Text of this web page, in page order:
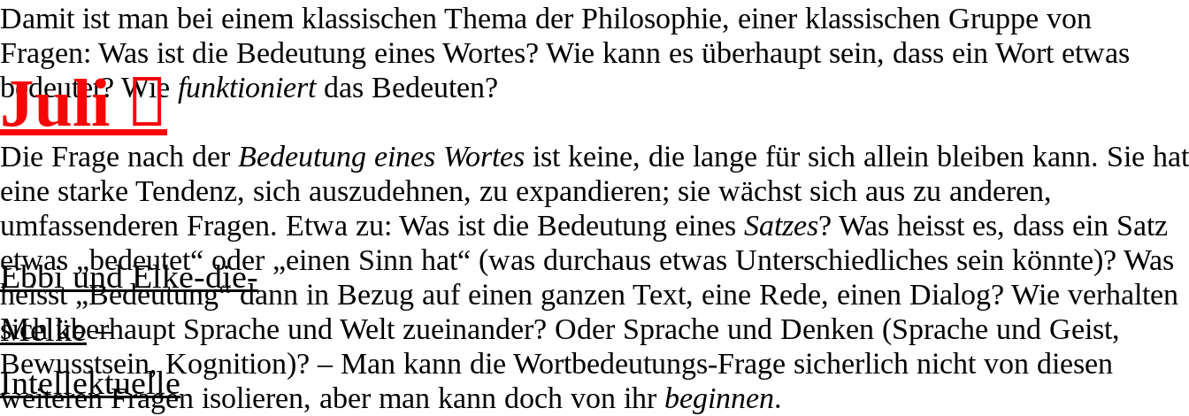
Juli ︎︎︎
Ebbi und Elke-die-
Melke–
Intellektuelle
Damit ist man bei einem klassischen Thema der Philosophie, einer klassischen Gruppe von
Fragen: Was ist die Bedeutung eines Wortes? Wie kann es überhaupt sein, dass ein Wort etwas
bedeutet? Wie funktioniertdas Bedeuten?
Die Frage nach der Bedeutung eines Wortes ist keine, die lange für sich allein bleiben kann. Sie hat
eine starke Tendenz, sich auszudehnen, zu expandieren; sie wächst sich aus zu anderen,
umfassenderen Fragen. Etwa zu: Was ist die Bedeutung eines Satzes? Was heisst es, dass ein Satz
etwas „bedeutet“ oder „einen Sinn hat“ (was durchaus etwas Unterschiedliches sein könnte)? Was
heisst „Bedeutung“ dann in Bezug auf einen ganzen Text, eine Rede, einen Dialog? Wie verhalten
sich überhaupt Sprache und Welt zueinander? Oder Sprache und Denken (Sprache und Geist,
Bewusstsein, Kognition)? – Man kann die Wortbedeutungs-Frage sicherlich nicht von diesen
weiteren Fragen isolieren, aber man kann doch von ihr beginnen.